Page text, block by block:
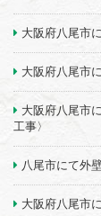
大阪府八尾市
大阪府八尾市
大阪府八尾市
工事〉
八尾市にて外
大阪府八尾市